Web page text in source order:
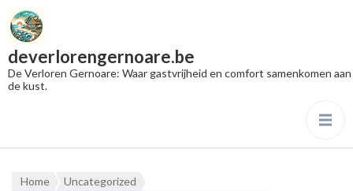
deverlorengernoare.be
De Verloren Gernoare: Waar gastvrijheid en comfort samenkomen aan
de kust.
Home
Uncategorized